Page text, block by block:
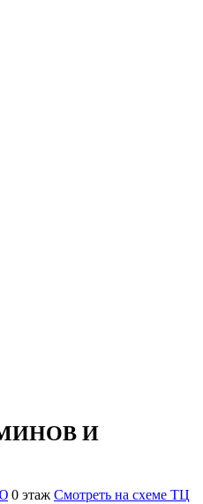
И
0 этаж Смотреть на схеме ТЦ